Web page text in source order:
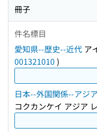
冊子
件名標目
愛知県--歴史--近代 ア
001321010 )
日本--外国関係--アジ
コクカンケイ アジア